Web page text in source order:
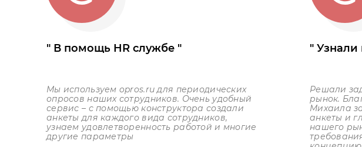
В помощь HR службе
Мы используем opros.ruдля периодических
опросов наших сотрудников. Очень удобный
сервис – с помощью конструктора создали
анкеты для каждого вида сотрудников,
узнаем удовлетворенность работой и многие
другие параметры
Узнали
Решали
рынок.
Михаила
анкеты и
нашего